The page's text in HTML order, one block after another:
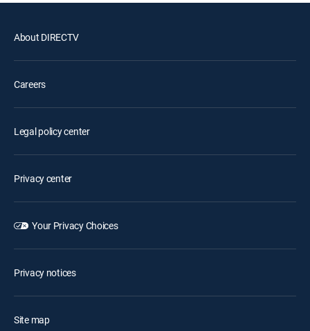
About DIRECTV
Careers
Legal policy center
Privacy center
Your Privacy Choices
Privacy notices
Site map